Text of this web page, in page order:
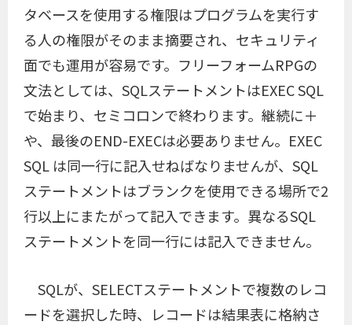
タベースを使用する権限はプログラムを実行す
る人の権限がそのまま摘要され、セキュリティ
面でも運用が容易です。フリーフォームRPGの
文法としては、SQLステートメントはEXEC SQL
で始まり、セミコロンで終わります。継続に＋
や、最後のEND-EXECは必要ありません。EXEC
SQL は同一行に記入せねばなりませんが、SQL
ステートメントはブランクを使用できる場所で2
行以上にまたがって記入できます。異なるSQL
ステートメントを同一行には記入できません。
SQLが、SELECTステートメントで複数のレコ
ードを選択した時、レコードは結果表に格納さ